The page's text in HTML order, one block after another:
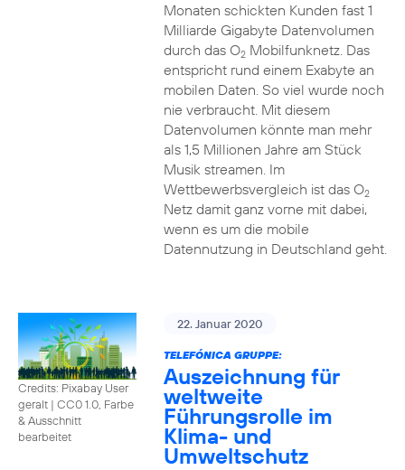
Monaten schickten Kunden fast 1
Milliarde Gigabyte Datenvolumen
durch das O2Mobilfunknetz. Das
entspricht rund einem Exabyte an
mobilen Daten. So viel wurde noch
nie verbraucht. Mit diesem
Datenvolumen könnte man mehr
als 1,5 Millionen Jahre am Stück
Musik streamen. Im
Wettbewerbsvergleich ist das O2
Netz damit ganz vorne mit dabei,
wenn es um die mobile
Datennutzung in Deutschland geht.
Credits: Pixabay User
geralt | CC0 1.0, Farbe
& Ausschnitt
bearbeitet
22. Januar 2020
TELEFÓNICA GRUPPE:
Auszeichnung für
weltweite
Führungsrolle im
Klima- und
Umweltschutz